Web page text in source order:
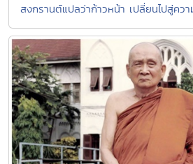
สงกรานต์แปลว่าก้าวหน้า เปลี่ยนไปสู่ควา